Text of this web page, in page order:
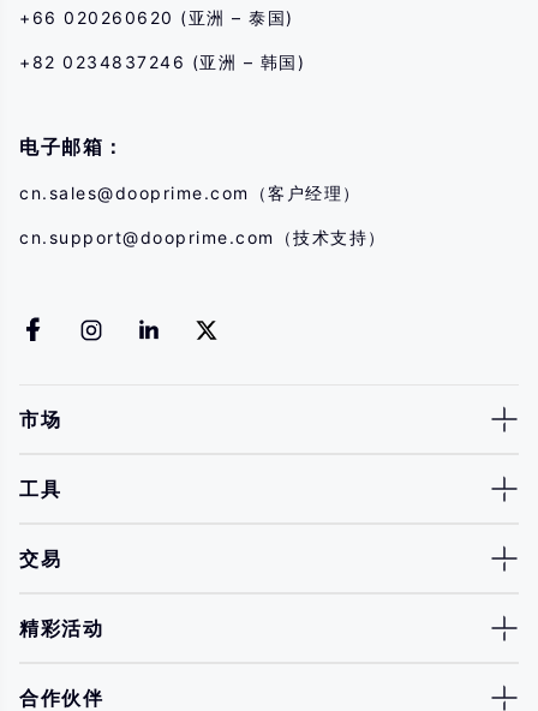
+66 020260620 (亚洲 – 泰国)
+82 0234837246 (亚洲 – 韩国)
电子邮箱：
cn.sales@dooprime.com （客户经理）
cn.support@dooprime.com （技术支持）
市场
工具
交易
精彩活动
合作伙伴